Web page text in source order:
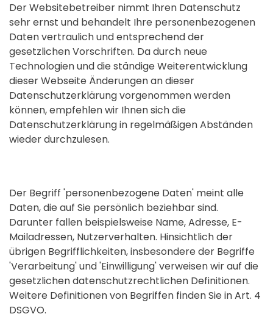
Der Websitebetreiber nimmt Ihren Datenschutz
sehr ernst und behandelt Ihre personenbezogenen
Daten vertraulich und entsprechend der
gesetzlichen Vorschriften. Da durch neue
Technologien und die ständige Weiterentwicklung
dieser Webseite Änderungen an dieser
Datenschutzerklärung vorgenommen werden
können, empfehlen wir Ihnen sich die
Datenschutzerklärung in regelmäßigen Abständen
wieder durchzulesen.
Der Begriff 'personenbezogene Daten' meint alle
Daten, die auf Sie persönlich beziehbar sind.
Darunter fallen beispielsweise Name, Adresse, E-
Mailadressen, Nutzerverhalten. Hinsichtlich der
übrigen Begrifflichkeiten, insbesondere der Begriffe
'Verarbeitung' und 'Einwilligung' verweisen wir auf die
gesetzlichen datenschutzrechtlichen Definitionen.
Weitere Definitionen von Begriffen finden Sie in Art. 4
DSGVO.